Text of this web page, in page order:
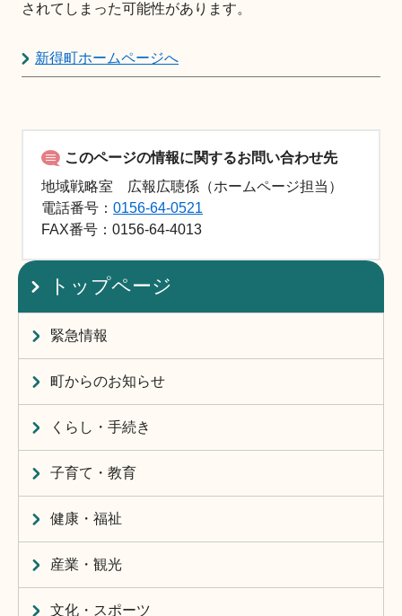
されてしまった可能性があります。
新得町ホームページへ
このページの情報に関するお問い合わせ先
地域戦略室 広報広聴係（ホームページ担当）
電話番号：0156-64-0521
FAX番号：0156-64-4013
トップページ
緊急情報
町からのお知らせ
くらし・手続き
子育て・教育
健康・福祉
産業・観光
文化・スポーツ